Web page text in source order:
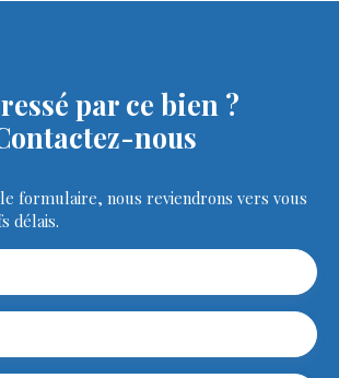
par ce bien ?
nous
formulaire, nous reviendrons vers vous
délais.